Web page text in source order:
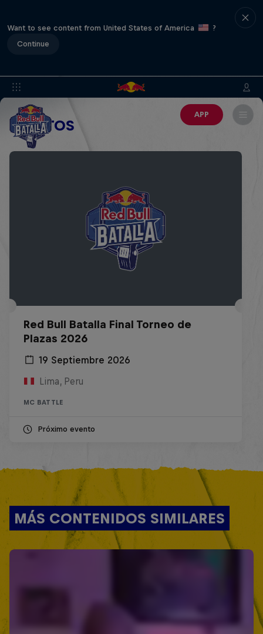
Want to see content from United States of America
?
Continue
APP
EVENTOS
Red Bull Batalla Final Torneo de
Plazas 2026
19 Septiembre 2026
Lima, Peru
MC BATTLE
Próximo evento
MÁS CONTENIDOS SIMILARES